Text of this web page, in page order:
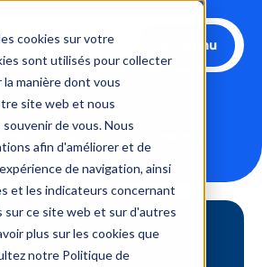
cookies sur votre
sont utilisés pour collecter
manière dont vous
site web et nous
de vous. Nous
afin d'améliorer et de
de navigation, ainsi
et les indicateurs concernant
sur ce site web et sur d'autres
plus sur les cookies que
notre Politique de
Menu
ça marche concrètement ?